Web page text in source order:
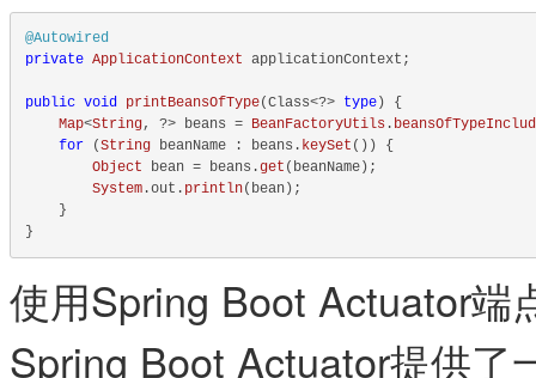
@Autowired
private ApplicationContext applicationContext;
public void printBeansOfType(Class<?> type ) {
Map<String, ?> beans = BeanFactoryUtils .
for (String beanName : beans. keySet ()) {
Object bean = beans.get (beanName);
System .out . println(bean);
    }
使用Spring Boot Actuator端
Spring Boot Actuator提供了